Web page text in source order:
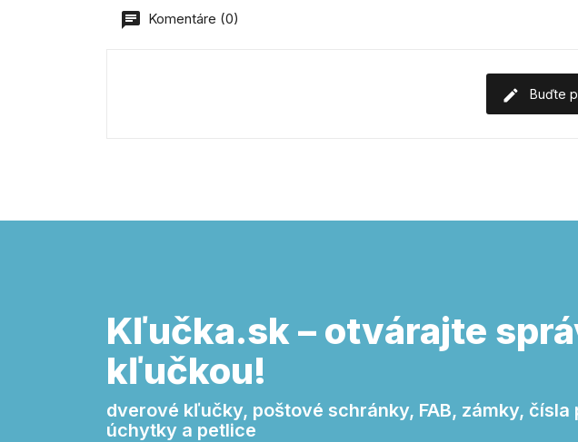
Komentáre (0)
Buďte
Kľučka.sk – otvárajte
kľučkou!
dverové kľučky, poštové schránky, FAB, zámky, čísla
úchytky a petlice